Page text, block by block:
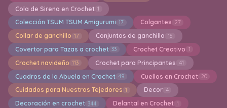
Cola de Sirena en Crochet 1
Colección TSUM TSUM Amigurumi 17 Colgantes 27
Collar de ganchillo 17 Conjuntos de ganchillo 15
Covertor para Tazas a crochet 33 Crochet Creativo 1
Crochet navideño 113 Crochet para Principantes 41
Cuadros de la Abuela en Crochet 49 Cuellos en Crochet 20
Cuidados para Nuestros Tejedores 1 Decor 4
Decoración en crochet 344 Delantal en Crochet 1